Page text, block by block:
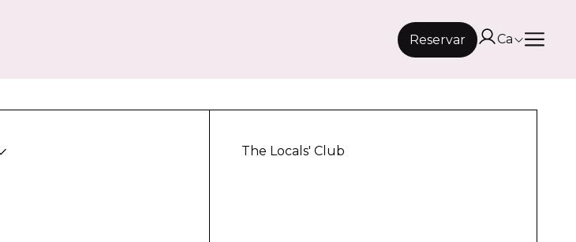
Reservar Ca
The Locals' Club